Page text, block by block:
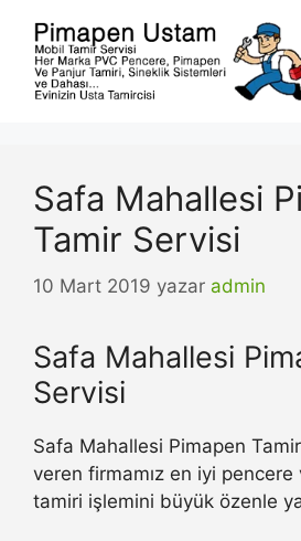
Safa Mahallesi
Tamir Servisi
10 Mart 2019 yazar admin
Safa Mahallesi
Servisi
Safa Mahallesi Pimapen
veren firmamız en iyi pencere
tamiri işlemini büyük özenle